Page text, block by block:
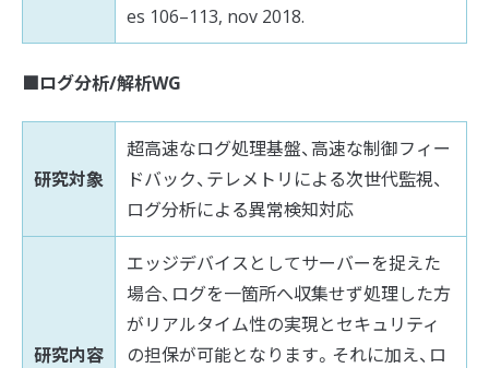
es 106–113, nov 2018.
■ログ分析/解析WG
研究対象
超高速なログ処理基盤、高速な制御フィー
ドバック、テレメトリによる次世代監視、
ログ分析による異常検知対応
研究内容
エッジデバイスとしてサーバーを捉えた
場合、ログを一箇所へ収集せず処理した方
がリアルタイム性の実現とセキュリティ
の担保が可能となります。それに加え、ロ